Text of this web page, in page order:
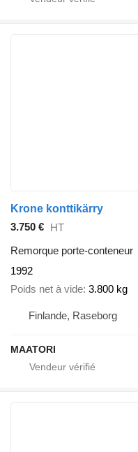
Krone konttikärry
3.750 € HT
Remorque porte-conteneur
1992
Poids net à vide 3.800 kg
Finlande, Raseborg
MAATORI